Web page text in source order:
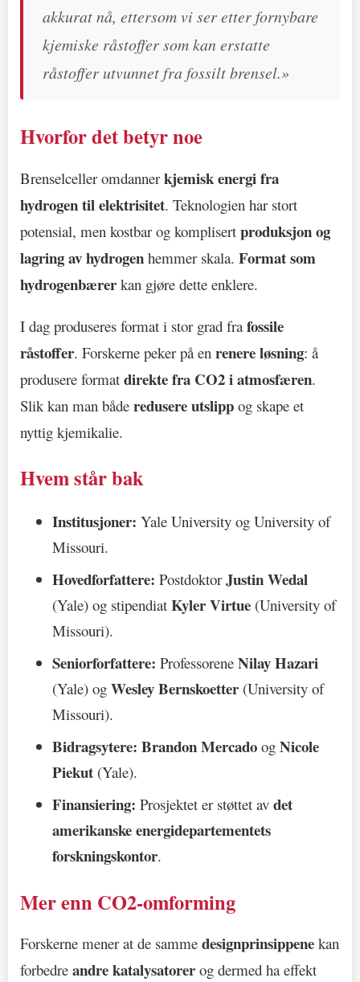
akkurat nå, ettersom vi ser etter fornybare
kjemiske råstoffer som kan erstatte
råstoffer utvunnet fra fossilt brensel.»
Hvorfor det betyr noe
Brenselceller omdannerkjemisk energi fra
hydrogen til elektrisitet. Teknologien har stort
potensial, men kostbar og komplisert produksjon og
lagring av hydrogen hemmer skala. Format som
hydrogenbærer kan gjøre dette enklere.
I dag produseres format i stor grad frafossile
råstoffer. Forskerne peker på en renere løsning: å
produsere format direkte fra CO2 i atmosfæren.
Slik kan man både redusere utslipp og skape et
nyttig kjemikalie.
Hvem står bak
Institusjoner: Yale University og University of
Missouri.
Hovedforfattere: PostdoktorJustin Wedal
(Yale) og stipendiat Kyler Virtue (University of
Missouri).
Seniorforfattere: Professorene Nilay Hazari
(Yale) og Wesley Bernskoetter (University of
Missouri).
Bidragsytere: Brandon Mercado og Nicole
Piekut (Yale).
Finansiering: Prosjektet er støttet av det
amerikanske energidepartementets
forskningskontor.
Mer enn CO2-omforming
Forskerne mener at de samme designprinsippene kan
forbedre andre katalysatorer og dermed ha effekt